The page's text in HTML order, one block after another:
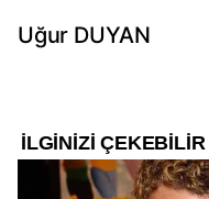
Uğur DUYAN